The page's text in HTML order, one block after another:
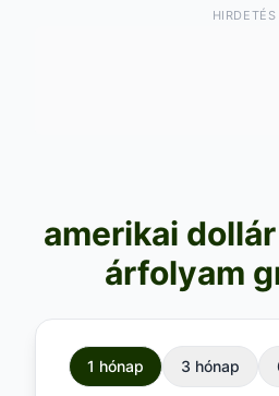
HIRDETÉS
amerikai
árfolyam
1 hónap 3 hónap